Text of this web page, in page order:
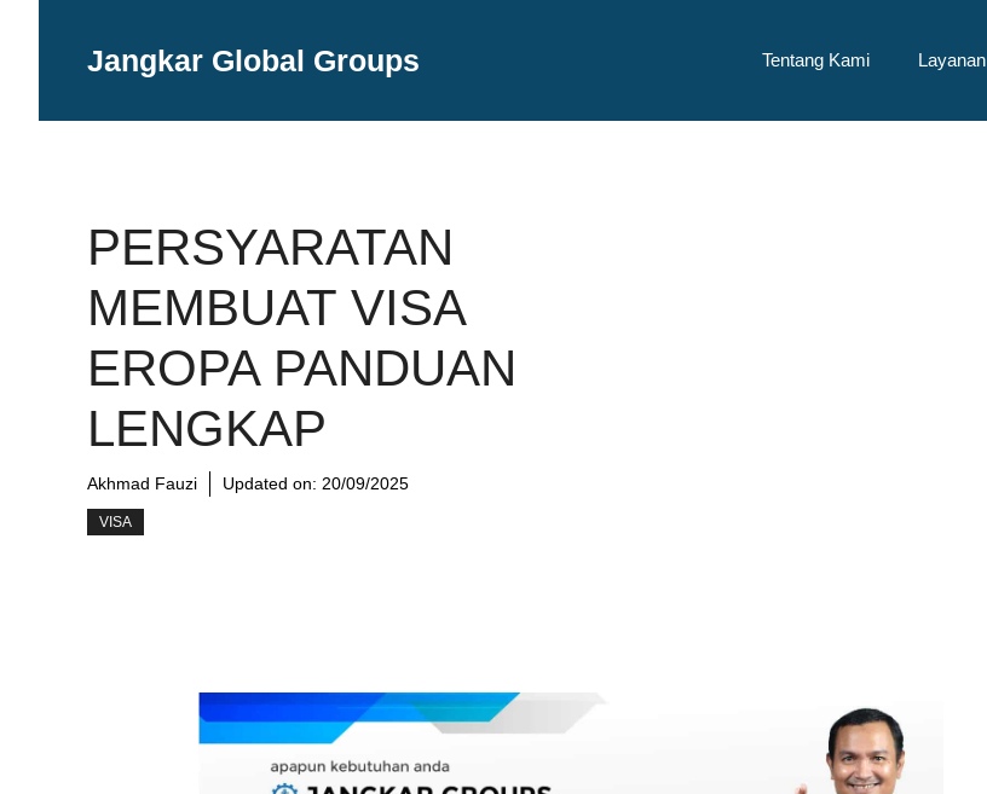
Jangkar Global Groups Tentang Kami Layanan
PERSYARATAN
MEMBUAT VISA
EROPA PANDUAN
LENGKAP
Akhmad Fauzi Updated on: 20/09/2025
VISA